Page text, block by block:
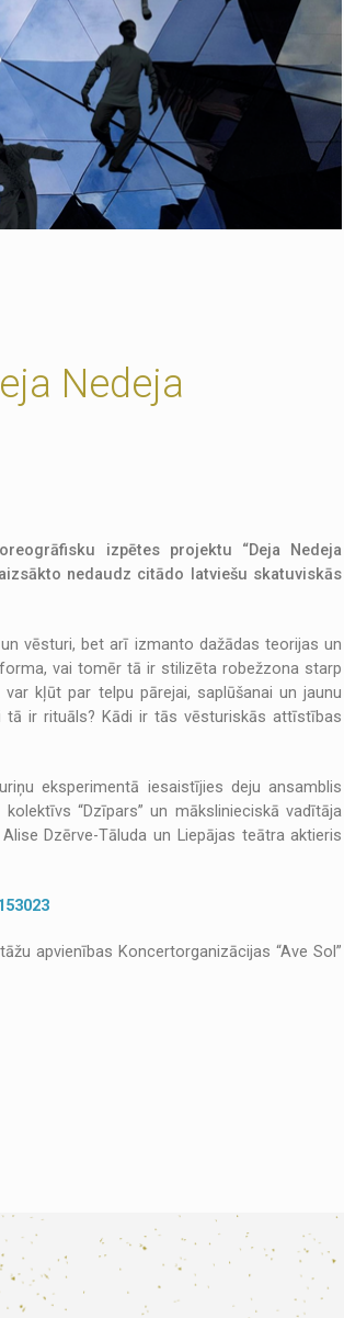
Nedeja
izpētes projektu “Deja Nedeja
nedaudz citādo latviešu skatuviskās
vēsturi, bet arī izmanto dažādas teorijas un
vai tomēr tā ir stilizēta robežzona starp
kļūt par telpu pārejai, saplūšanai un jaunu
tā ir rituāls? Kādi ir tās vēsturiskās attīstības
eksperimentā iesaistījies deju ansamblis
“Dzīpars” un mākslinieciskā vadītāja
Dzērve-Tāluda un Liepājas teātra aktieris
apvienības Koncertorganizācijas “Ave Sol”